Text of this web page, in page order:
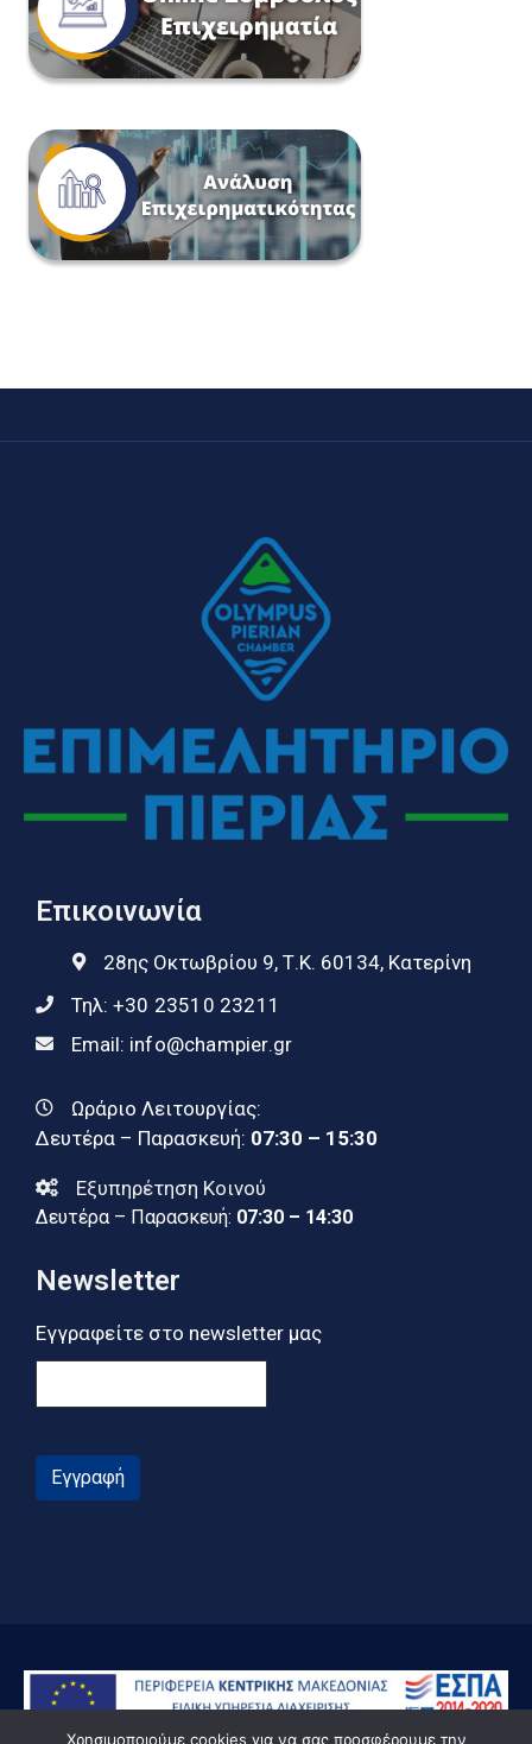
Επικοινωνία
28ης Οκτωβρίου 9, Τ.Κ. 60134, Κατερίνη
Τηλ: +30 23510 23211
Email: info@champier.gr
Ωράριο Λειτουργίας:
Δευτέρα – Παρασκευή: 07:30 – 15:30
Εξυπηρέτηση Κοινού
Δευτέρα – Παρασκευή: 07:30 – 14:30
Newsletter
Εγγραφείτε στο newsletter μας
Εγγραφή
Χρησιμοποιούμε cookies για να σας προσφέρουμε την